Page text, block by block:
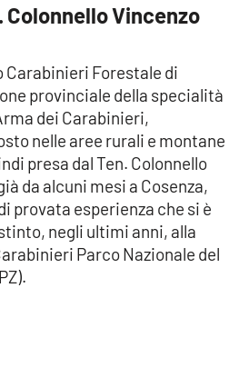
Grippo
Colonnello Vincenzo
Carabinieri Forestale di
provinciale della specialità
dei Carabinieri,
nelle aree rurali e montane
presa dal Ten. Colonnello
da alcuni mesi a Cosenza,
provata esperienza che si è
negli ultimi anni, alla
Parco Nazionale del